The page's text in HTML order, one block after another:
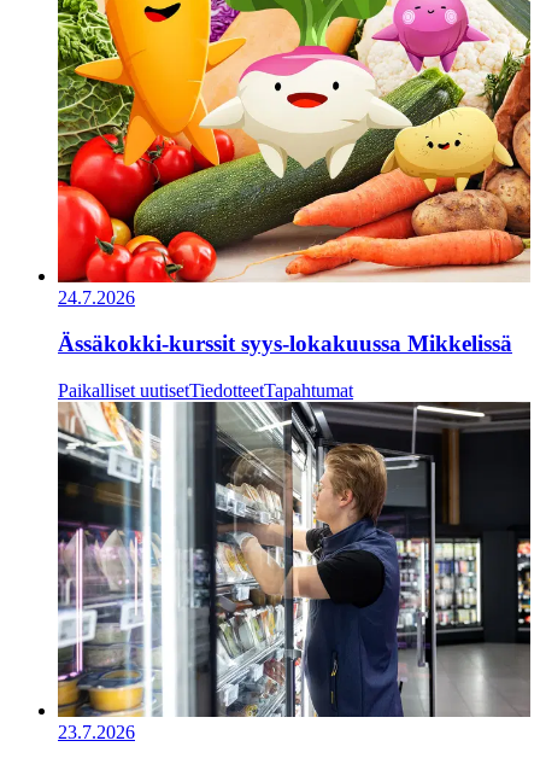
24.7.2026
Ässäkokki-kurssit syys-lokakuussa Mikkelissä
Paikalliset uutisetTiedotteetTapahtumat
23.7.2026